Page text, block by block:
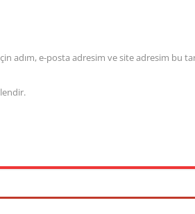
adım, e-posta adresim ve site adresim bu